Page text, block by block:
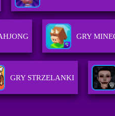
GRY
GRY STRZELANKI